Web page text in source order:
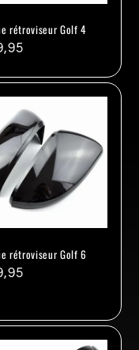
rétroviseur Golf 4
rétroviseur Golf 6